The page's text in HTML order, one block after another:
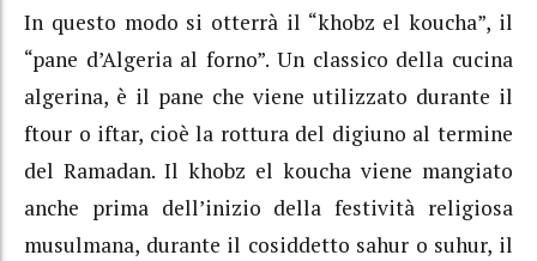
In questo modo si otterrà il “khobz el koucha”, il
“pane d’Algeria al forno”. Un classico della cucina
algerina, è il pane che viene utilizzato durante il
ftour o iftar, cioè la rottura del digiuno al termine
del Ramadan. Il khobz el koucha viene mangiato
anche prima dell’inizio della festività religiosa
musulmana, durante il cosiddetto sahur o suhur, il